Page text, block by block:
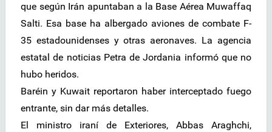
que según Irán apuntaban a la Base Aérea Muwaffaq
Salti. Esa base ha albergado aviones de combate F-
35 estadounidenses y otras aeronaves. La agencia
estatal de noticias Petra de Jordania informó que no
hubo heridos.
Baréin y Kuwait reportaron haber interceptado fuego
entrante, sin dar más detalles.
El ministro iraní de Exteriores, Abbas Araghchi,